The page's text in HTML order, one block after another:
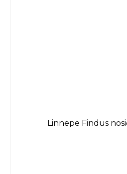
Linnepe Findus